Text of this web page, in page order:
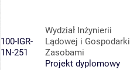
100-IGR-
1N-251
Wydział Inżynierii
Lądowej i Gospodarki
Zasobami
Projekt dyplomowy